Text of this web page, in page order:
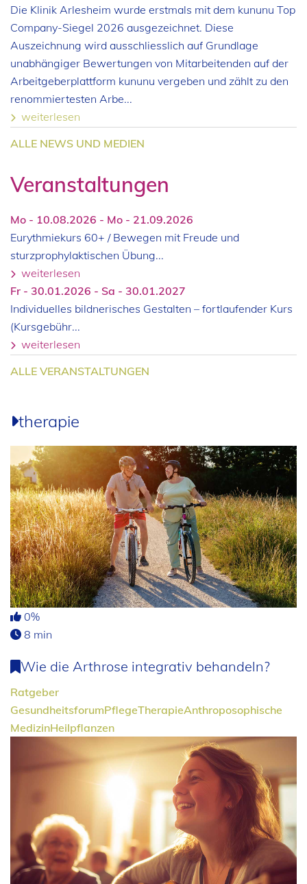
Die Klinik Arlesheim wurde erstmals mit dem kununu Top
Company-Siegel 2026 ausgezeichnet. Diese
Auszeichnung wird ausschliesslich auf Grundlage
unabhängiger Bewertungen von Mitarbeitenden auf der
Arbeitgeberplattform kununu vergeben und zählt zu den
renommiertesten Arbe...
weiterlesen
ALLE NEWS UND MEDIEN
Veranstaltungen
Mo - 10.08.2026 - Mo - 21.09.2026
Eurythmiekurs 60+ / Bewegen mit Freude und
sturzprophylaktischen Übung...
weiterlesen
Fr - 30.01.2026 - Sa - 30.01.2027
Individuelles bildnerisches Gestalten – fortlaufender Kurs
(Kursgebühr...
weiterlesen
ALLE VERANSTALTUNGEN
therapie
0%
8 min
Wie die Arthrose integrativ behandeln?
Ratgeber
GesundheitsforumPflegeTherapieAnthroposophische
MedizinHeilpflanzen